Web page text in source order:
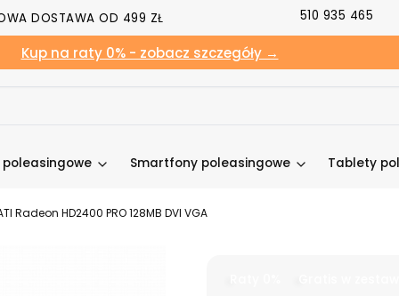
DOSTAWA OD 499 ZŁ 510 935 465
Kup na raty 0% - zobacz szczegóły →
Smartfony poleasingowe Tablety
Radeon HD2400 PRO 128MB DVI VGA